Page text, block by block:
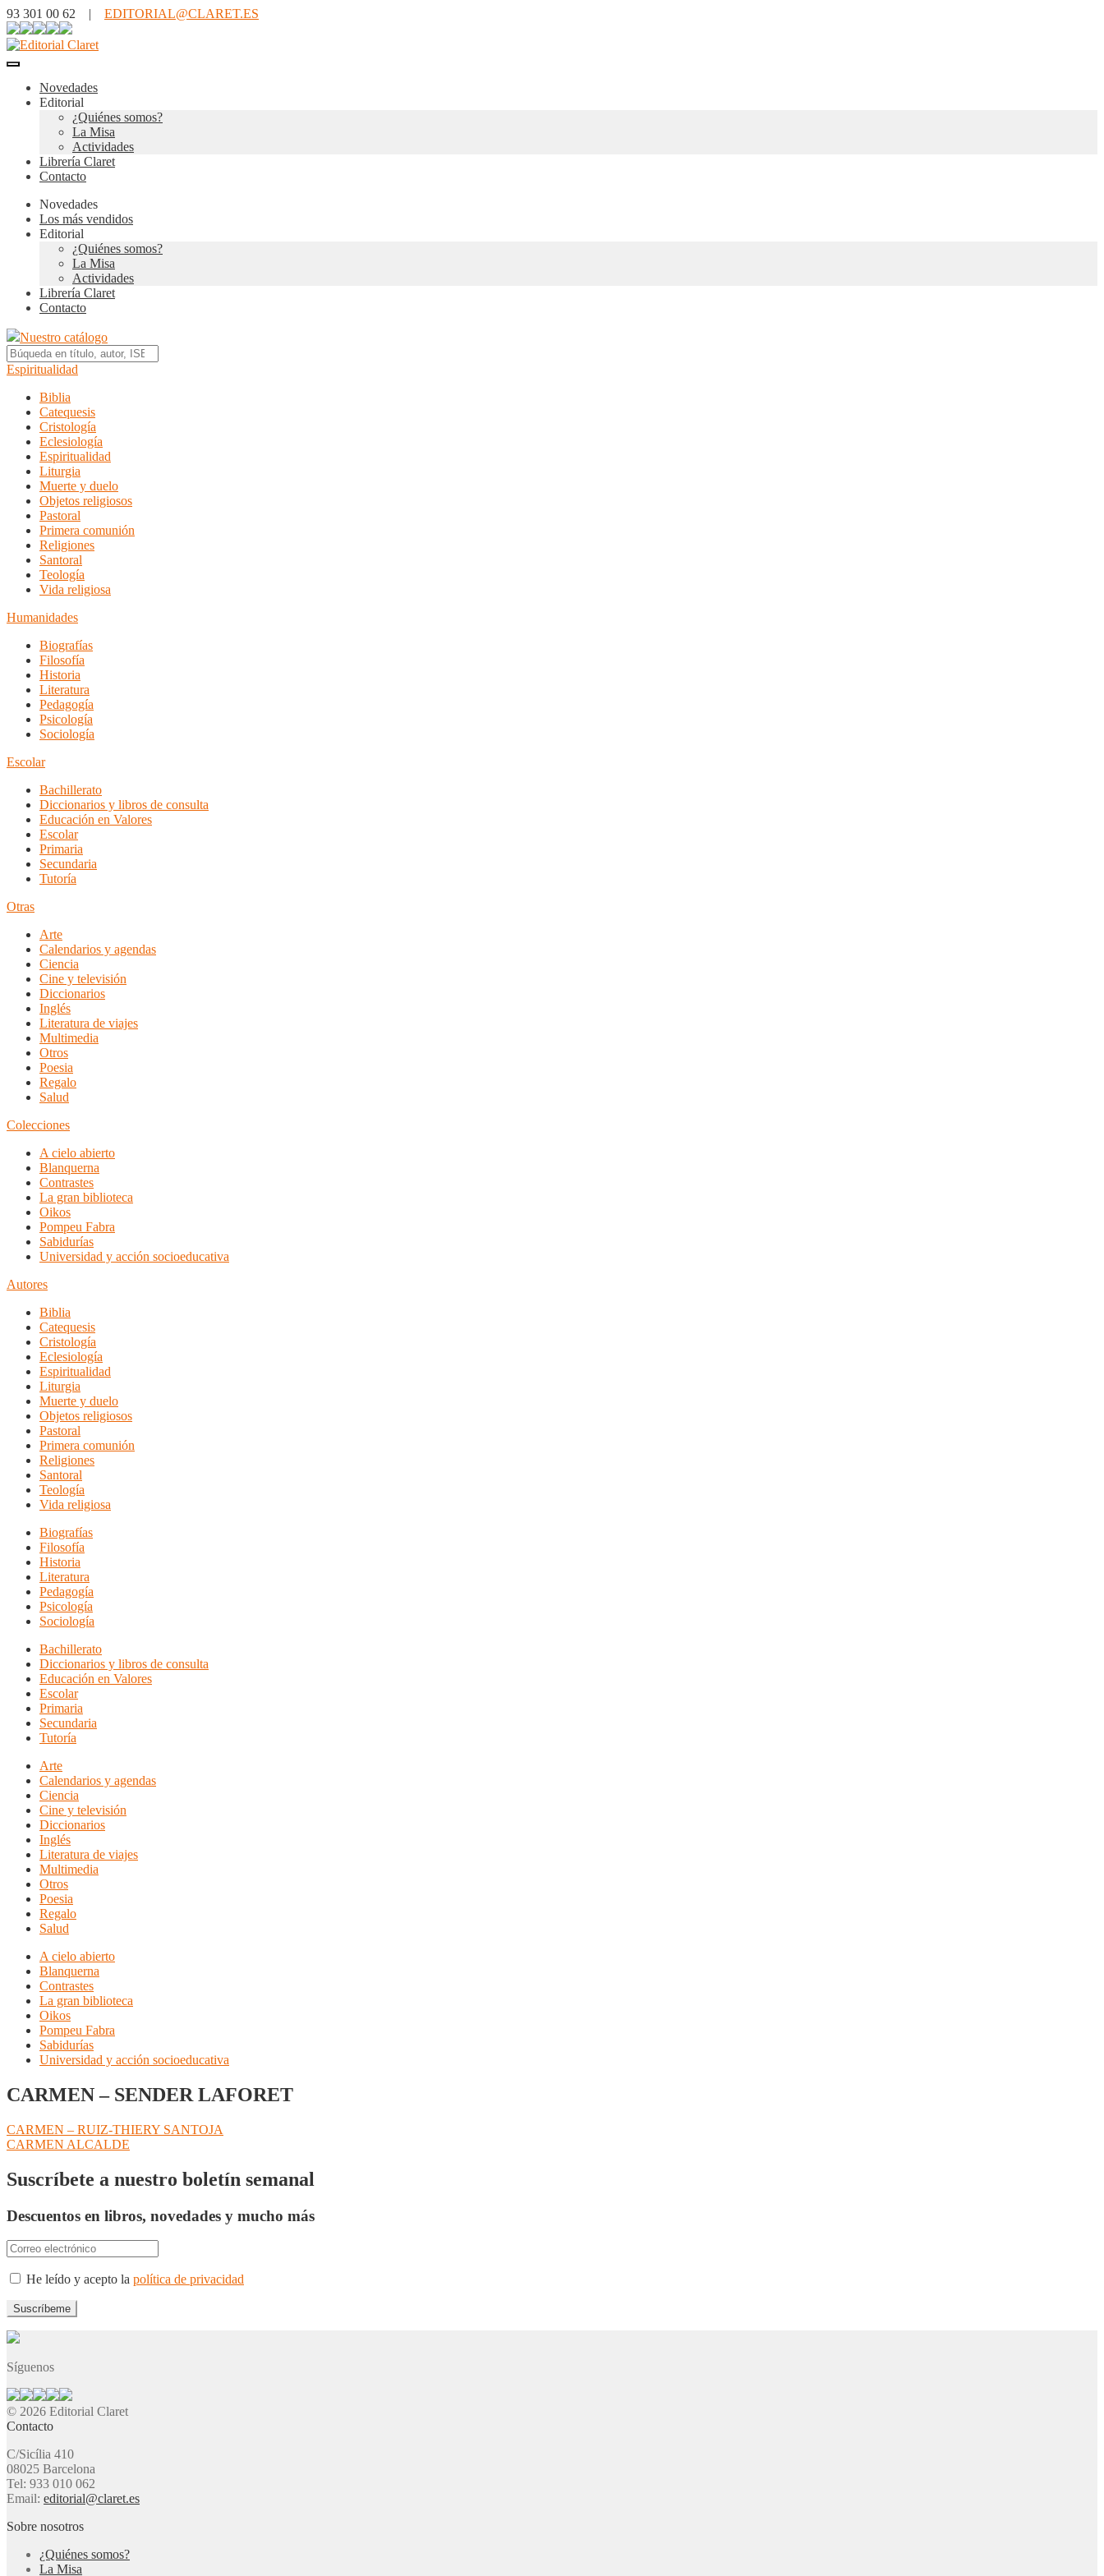
93 301 00 62 | EDITORIAL@CLARET.ES
Novedades
Editorial
¿Quiénes somos?
La Misa
Actividades
Librería Claret
Contacto
Novedades
Los más vendidos
Editorial
¿Quiénes somos?
La Misa
Actividades
Librería Claret
Contacto
Nuestro catálogo
Espiritualidad
Biblia
Catequesis
Cristología
Eclesiología
Espiritualidad
Liturgia
Muerte y duelo
Objetos religiosos
Pastoral
Primera comunión
Religiones
Santoral
Teología
Vida religiosa
Humanidades
Biografías
Filosofía
Historia
Literatura
Pedagogía
Psicología
Sociología
Escolar
Bachillerato
Diccionarios y libros de consulta
Educación en Valores
Escolar
Primaria
Secundaria
Tutoría
Otras
Arte
Calendarios y agendas
Ciencia
Cine y televisión
Diccionarios
Inglés
Literatura de viajes
Multimedia
Otros
Poesia
Regalo
Salud
Colecciones
A cielo abierto
Blanquerna
Contrastes
La gran biblioteca
Oikos
Pompeu Fabra
Sabidurías
Universidad y acción socioeducativa
Autores
Biblia
Catequesis
Cristología
Eclesiología
Espiritualidad
Liturgia
Muerte y duelo
Objetos religiosos
Pastoral
Primera comunión
Religiones
Santoral
Teología
Vida religiosa
Biografías
Filosofía
Historia
Literatura
Pedagogía
Psicología
Sociología
Bachillerato
Diccionarios y libros de consulta
Educación en Valores
Escolar
Primaria
Secundaria
Tutoría
Arte
Calendarios y agendas
Ciencia
Cine y televisión
Diccionarios
Inglés
Literatura de viajes
Multimedia
Otros
Poesia
Regalo
Salud
A cielo abierto
Blanquerna
Contrastes
La gran biblioteca
Oikos
Pompeu Fabra
Sabidurías
Universidad y acción socioeducativa
CARMEN – SENDER LAFORET
Navegación
de
entradas
Anterior:
CARMEN – RUIZ-THIERY SANTOJA
Siguiente:
CARMEN ALCALDE
Suscríbete a nuestro boletín semanal
Descuentos en libros, novedades y mucho más
He leído y acepto la política de privacidad
Síguenos
© 2026 Editorial Claret
Contacto
C/Sicília 410
08025 Barcelona
Tel: 933 010 062
Email: editorial@claret.es
Sobre nosotros
¿Quiénes somos?
La Misa